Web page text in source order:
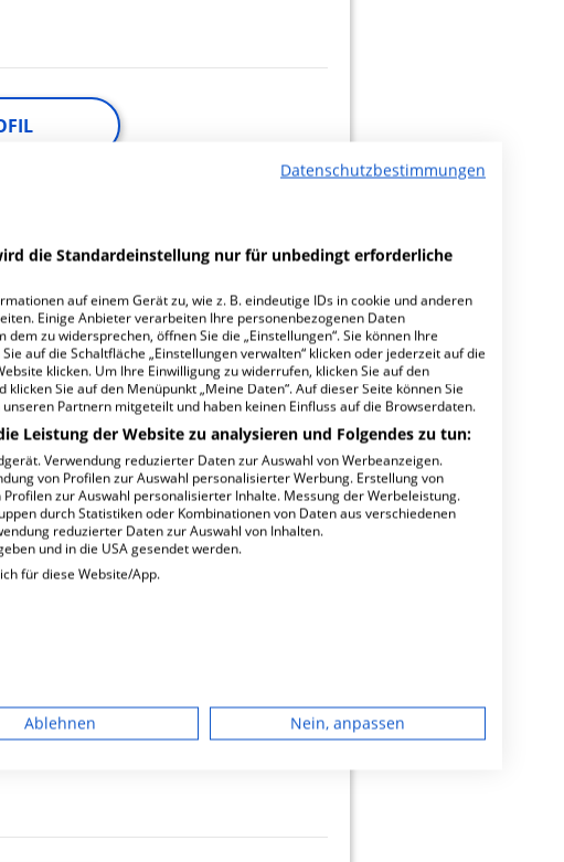
13.18
/ Klinik
Terminbuchungen
16.29
Datenschutzbestimmungen
die Standardeinstellung nur für unbedingt erforderliche
auf einem Gerät zu, wie z. B. eindeutige IDs in cookie und anderen
Einige Anbieter verarbeiten Ihre personenbezogenen Daten
zu widersprechen, öffnen Sie die „Einstellungen“. Sie können Ihre
auf die Schaltfläche „Einstellungen verwalten“ klicken oder jederzeit auf die
klicken. Um Ihre Einwilligung zu widerrufen, klicken Sie auf den
Sie auf den Menüpunkt „Meine Daten“. Auf dieser Seite können Sie
Partnern mitgeteilt und haben keinen Einfluss auf die Browserdaten.
Leistung der Website zu analysieren und Folgendes zu tun:
Verwendung reduzierter Daten zur Auswahl von Werbeanzeigen.
von Profilen zur Auswahl personalisierter Werbung. Erstellung von
zur Auswahl personalisierter Inhalte. Messung der Werbeleistung.
durch Statistiken oder Kombinationen von Daten aus verschiedenen
reduzierter Daten zur Auswahl von Inhalten.
und in die USA gesendet werden.
für diese Website/App.
Werbeanzeigen
Ablehnen Nein, anpassen